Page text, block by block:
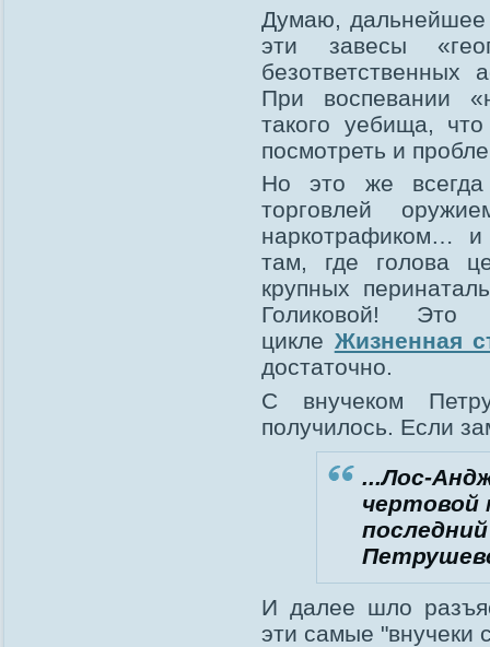
Думаю, дальнейшее
эти завесы
При воспевании
такого уебища,
посмотреть и
Но это же
торговлей
наркотрафиком…
там, где голова
крупных
Голиковой!
цикле Жизненная
достаточно.
С внучеком
получилось. Если
...Лос-
чертовой
И далее шло
эти самые "внучеки